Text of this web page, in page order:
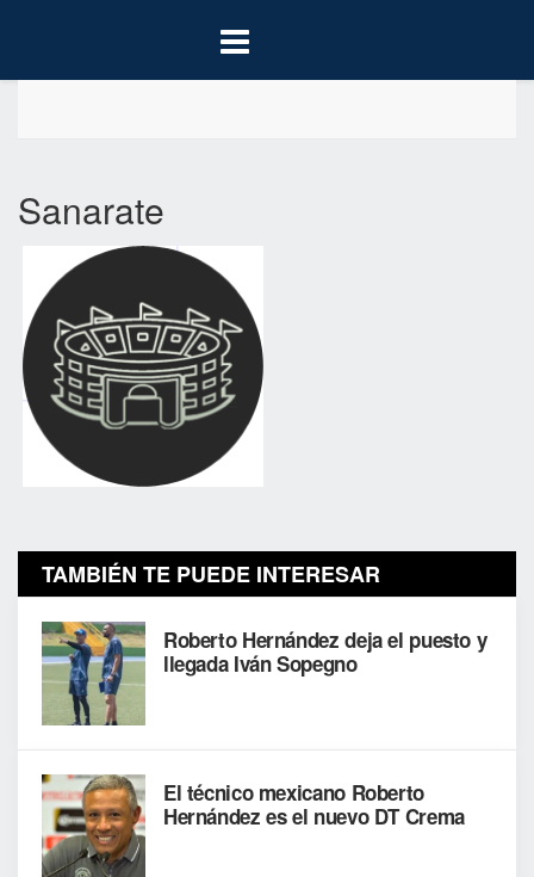
Sanarate
TAMBIÉN TE PUEDE INTERESAR
Roberto Hernández deja el puesto y
llegada Iván Sopegno
El técnico mexicano Roberto
Hernández es el nuevo DT Crema